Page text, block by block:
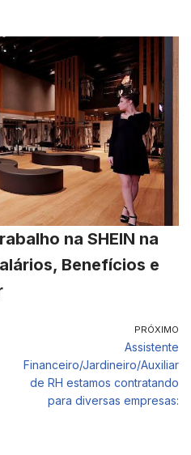
na SHEIN na
Benefícios e
PRÓXIMO
Assistente
Financeiro/Jardineiro/Auxiliar
de RH estamos contratando
para diversas empresas: